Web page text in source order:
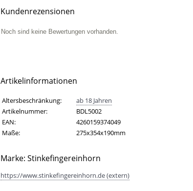
Kundenrezensionen
Noch sind keine Bewertungen vorhanden.
Artikelinformationen
Artikelinformationen
Eigenschaft Wert
Altersbeschränkung:
ab 18 Jahren
Artikelnummer:
BDL5002
EAN:
4260159374049
Maße:
275x354x190mm
Marke: Stinkefingereinhorn
https://www.stinkefingereinhorn.de (extern)